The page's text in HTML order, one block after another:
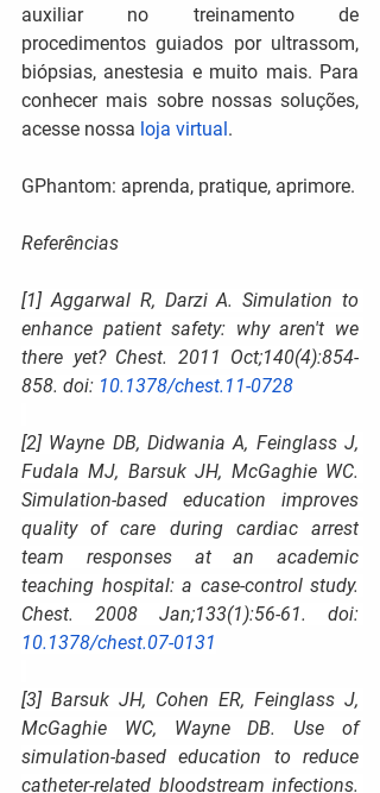
auxiliar no treinamento de
procedimentos guiados por ultrassom,
biópsias, anestesia e muito mais. Para
conhecer mais sobre nossas soluções,
acesse nossa loja virtual.
GPhantom: aprenda, pratique, aprimore.
Referências
[1] Aggarwal R, Darzi A. Simulation to
enhance patient safety: why aren't we
there yet? Chest. 2011 Oct;140(4):854-
858. doi: 10.1378/chest.11-0728
[2] Wayne DB, Didwania A, Feinglass J,
Fudala MJ, Barsuk JH, McGaghie WC.
Simulation-based education improves
quality of care during cardiac arrest
team responses at an academic
teaching hospital: a case-control study.
10.1378/chest.07-0131
[3] Barsuk JH, Cohen ER, Feinglass J,
McGaghie WC, Wayne DB. Use of
simulation-based education to reduce
catheter-related bloodstream infections.